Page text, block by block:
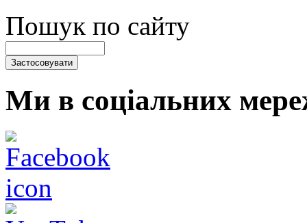
Пошук по сайту
Ми в соціальних